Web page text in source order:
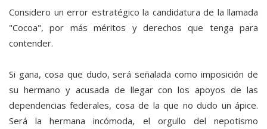
Considero un error estratégico la candidatura de la llamada
"Cocoa", por más méritos y derechos que tenga para
contender.
Si gana, cosa que dudo, será señalada como imposición de
su hermano y acusada de llegar con los apoyos de las
dependencias federales, cosa de la que no dudo un ápice.
Será la hermana incómoda, el orgullo del nepotismo